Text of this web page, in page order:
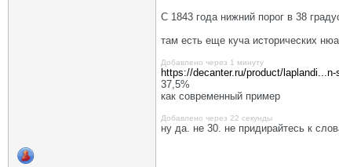
С 1843 года нижний порог в 38
там есть еще куча исторических
Добавлено через 1 минуту
https://decanter.ru/product/laplandi...n-
37,5%
как современный пример
Добавлено через 22 секунды
ну да. не 30. не придирайтесь к